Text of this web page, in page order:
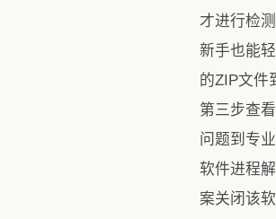
才进行检
新手也能
的ZIP文件
第三步查
问题到专
软件进程
案关闭该